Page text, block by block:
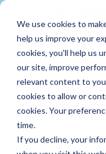
We use cookies to
help us improve your
cookies, you'll help us
our site, improve
relevant content to
cookies to allow or
cookies. Your
time.
If you decline, your